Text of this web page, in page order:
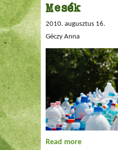
Mesék
2010. augusztus 16.
Géczy Anna
Read more about